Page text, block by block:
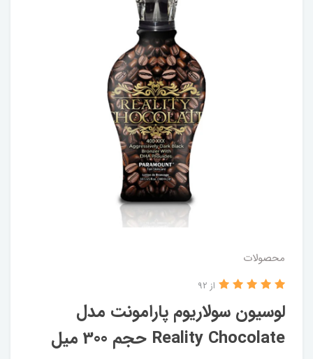
محصولات
لوسیون سولاریوم پارامونت مدل
Reality Chocolate حجم 300 میل
از 92